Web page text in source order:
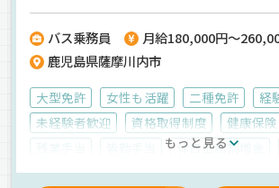
バス乗務員
月給180,000円～
鹿児島県薩摩川内市
大型免許 女性も活躍 二種免許
経
未経験者歓迎
資格取得制度 健康保険
休日出勤割増金
厚生年金
深夜手当 愛車手当
寮完
もっと見る